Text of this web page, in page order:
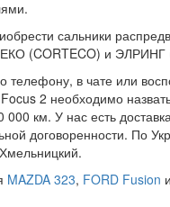
сальники
(CORTECO) и ЭЛРИНГ
в чате или
2 необходимо
км. У нас есть
договоренности. По
MAZDA 323, FORD Fusion